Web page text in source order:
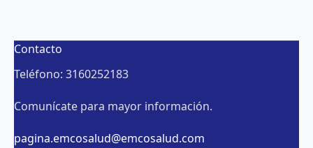
Contacto
Teléfono: 3160252183
Comunícate para mayor información.
pagina.emcosalud@emcosalud.com